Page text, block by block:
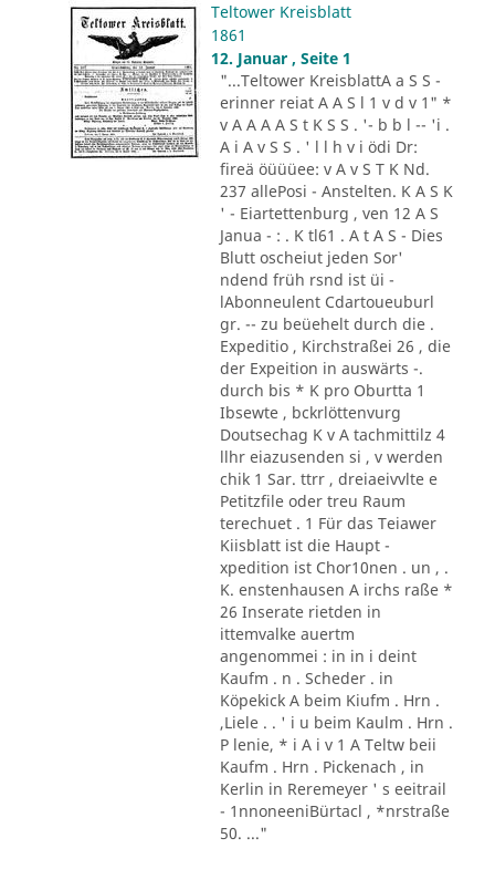
Teltower Kreisblatt
1861
12. Januar , Seite 1
"...Teltower KreisblattA a S S -
erinner reiat A A S l 1 v d v 1" *
v A A A A S t K S S . '- b b l -- 'i .
A i A v S S . ' l l h v i ödi Dr:
fireä öüüüee: v A v S T K Nd.
237 allePosi - Anstelten. K A S K
' - Eiartettenburg , ven 12 A S
Janua - : . K tl61 . A t A S - Dies
Blutt oscheiut jeden Sor'
ndend früh rsnd ist üi -
lAbonneulent Cdartoueuburl
gr. -- zu beüehelt durch die .
Expeditio , Kirchstraßei 26 , die
der Expeition in auswärts -.
durch bis * K pro Oburtta 1
Ibsewte , bckrlöttenvurg
Doutsechag K v A tachmittilz 4
llhr eiazusenden si , v werden
chik 1 Sar. ttrr , dreiaeivvlte e
Petitzfile oder treu Raum
terechuet . 1 Für das Teiawer
Kiisblatt ist die Haupt -
xpedition ist Chor10nen . un , .
K. enstenhausen A irchs raße *
26 Inserate rietden in
ittemvalke auertm
angenommei : in in i deint
Kaufm . n . Scheder . in
Köpekick A beim Kiufm . Hrn .
,Liele . . ' i u beim Kaulm . Hrn .
P lenie, * i A i v 1 A Teltw beii
Kaufm . Hrn . Pickenach , in
Kerlin in Reremeyer ' s eeitrail
- 1nnoneeniBürtacl , *nrstraße
50. ..."